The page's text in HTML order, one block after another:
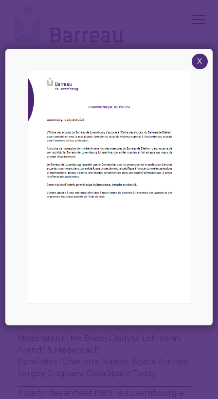
Accueil News
21 Juin 2023 – Invitation ALJB – Le Luxembourg spatial : de l’essor à
la consolidation, vers un nouveau succès économique durable ?
21 Juin 2023 – Invitation
ALJB – Le Luxembourg
spatial : de l’essor à la
consolidation, vers un
Modérateur : Me Błażej Gładysz-Lehmann,
Arendt & Medernach
Panélistes : Charlotte Nassey, iSpace Europe
Sergey Gugkaev, ClearSpace Today
A partir des années 1980, le Luxembourg a
X